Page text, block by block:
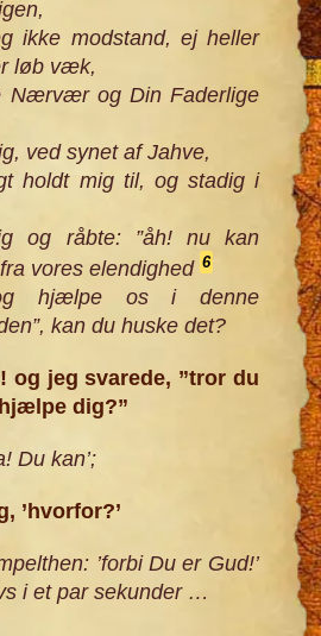
ikke modstand, ej heller
løb væk,
Nærvær og Din Faderlige
ved synet af Jahve,
holdt mig til, og stadig i
og råbte: ”åh! nu kan
vores elendighed6
hjælpe os i denne
kan du huske det?
og jeg svarede, ”tror du
dig?”
Du kan’;
’hvorfor?’
’forbi Du er Gud!’
i et par sekunder …